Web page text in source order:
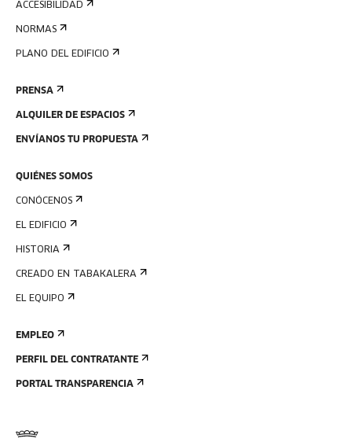
ACCESIBILIDAD
NORMAS
PLANO DEL EDIFICIO
PRENSA
ALQUILER DE ESPACIOS
ENVÍANOS TU PROPUESTA
QUIÉNES SOMOS
CONÓCENOS
EL EDIFICIO
HISTORIA
CREADO EN TABAKALERA
EL EQUIPO
EMPLEO
PERFIL DEL CONTRATANTE
PORTAL TRANSPARENCIA